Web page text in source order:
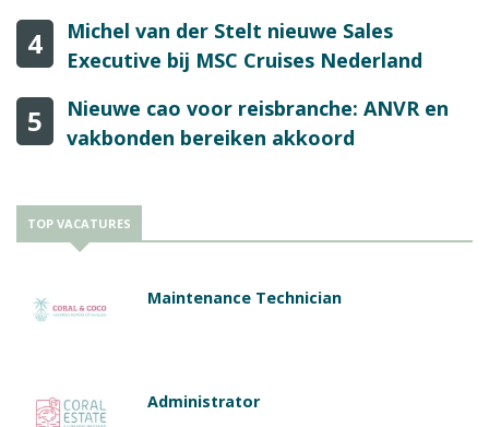
4
Michel van der Stelt nieuwe Sales
Executive bij MSC Cruises Nederland
5
Nieuwe cao voor reisbranche: ANVR en
vakbonden bereiken akkoord
TOP VACATURES
Maintenance Technician
Administrator